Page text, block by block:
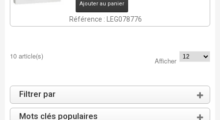
Ajouter au panier
Référence : LEG078776
10 article(s)
Afficher
Filtrer par
Mots clés populaires